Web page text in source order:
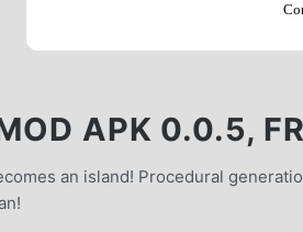
APK 0.0.5,
an island! Procedural